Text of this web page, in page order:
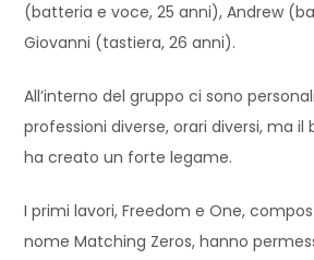
(batteria e voce, 25 anni), Andrew
Giovanni (tastiera, 26 anni).
All’interno del gruppo ci sono
professioni diverse, orari diversi, ma il
ha creato un forte legame.
I primi lavori, Freedom e One,
nome Matching Zeros, hanno